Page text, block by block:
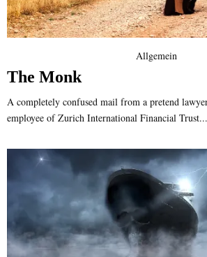
Allgemein
The Monk
A completely confused mail from a pretend
employee of Zurich International Financial